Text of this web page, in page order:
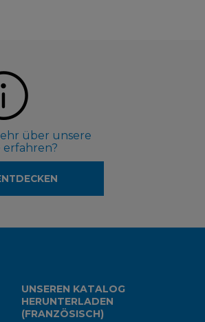
über unsere
erfahren?
UNSEREN KATALOG
HERUNTERLADEN
(FRANZÖSISCH)